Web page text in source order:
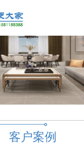
客户案例